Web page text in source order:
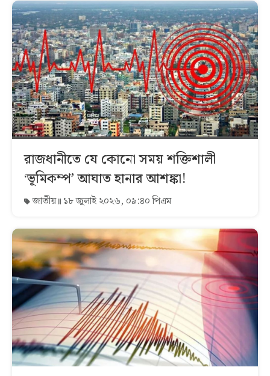
রাজধানীতে যে কোনো সময় শক্তিশালী
‘ভূমিকম্প’ আঘাত হানার আশঙ্কা!
জাতীয় ১৮ জুলাই ২০২৬, ০৯:৪০ পিএম